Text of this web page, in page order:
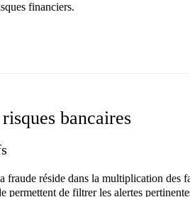
financiers.
bancaires
fraude réside dans la multiplication
de filtrer les alertes